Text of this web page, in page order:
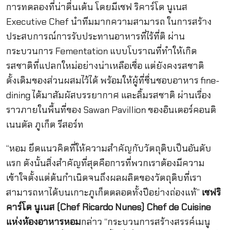
การทดลองที่น่าตื่นเต้น โดยมีเชฟ ริคาร์โด นูเนส
Executive Chef นำทีมมากความสามารถ ในการสร้าง
ประสบการณ์การรับประทานอาหารที่ไร้ที่ติ ผ่าน
กระบวนการ Fementation แบบโบราณที่ทำให้เกิด
รสชาติที่แปลกใหม่อย่างน่าเหลือเชื่อ แต่ยังคงรสชาติ
ดั้งเดิมของส่วนผสมไว้ได้ พร้อมให้ผู้ที่ชื่นชอบอาหาร fine-
dining ได้มาสัมผัสบรรยากาศ และลิ้มรสชาติ ผ่านเรื่อง
ราวภายในพื้นที่ของ Sawan Pavillion ของอินเตอร์คอนติ
เนนตัล ภูเก็ต รีสอร์ท
“หอม ยึดแนวคิดที่ให้ความสำคัญกับวัตถุดิบเป็นอันดับ
แรก ดังนั้นสิ่งสำคัญที่สุดคือการที่พวกเราต้องมีความ
เข้าใจตั้งแต่ต้นกำเนิดจนถึงผลผลิตของวัตถุดิบที่เรา
สามารถหาได้บนเกาะภูเก็ตตลอดทั้งปีอย่างถ่องแท้” เชฟริ
คาร์โด นูเนส (Chef Ricardo Nunes) Chef de Cuisine
แห่งห้องอาหารหอมกล่าว “กระบวนการสร้างสรรค์เมนู